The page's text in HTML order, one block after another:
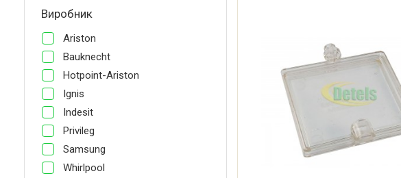
Виробник
Ariston
Bauknecht
Hotpoint-Ariston
Ignis
Indesit
Privileg
Samsung
Whirlpool